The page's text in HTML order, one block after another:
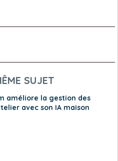
SUJET
améliore la gestion des
avec son IA maison